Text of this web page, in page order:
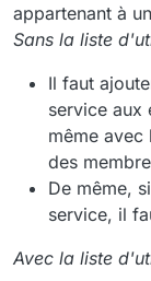
appartenant à
Sans la liste
Il faut
service aux
même avec
des
De même,
service, il
Avec la liste